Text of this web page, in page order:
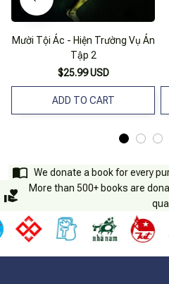
Mười Tội Ác - Hiện Trường Vụ Án
Tập 2
$25.99 USD
ADD TO CART
We donate a book for every
More than 500+ books are